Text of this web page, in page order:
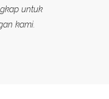
untuk
kami.